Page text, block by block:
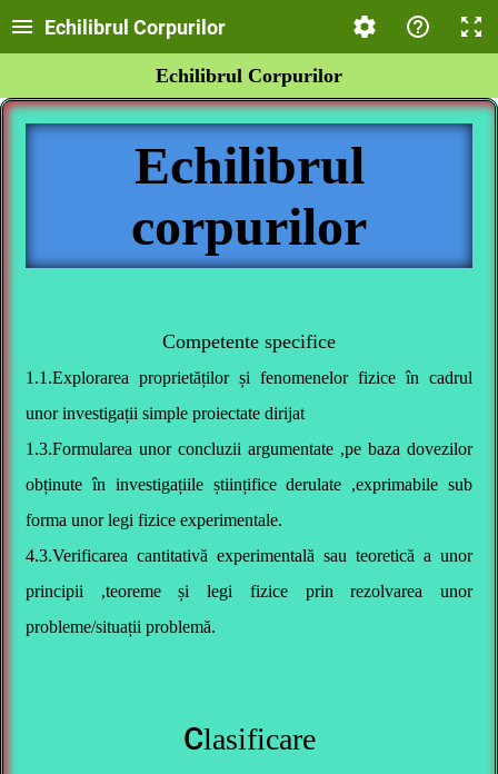
Echilibrul Corpurilor
Echilibrul Corpurilor
Echilibrul
corpurilor
Competente specifice
1.1.Explorarea proprietăților și fenomenelor fizice în cadrul
unor investigații simple proiectate dirijat
1.3.Formularea unor concluzii argumentate ,pe baza dovezilor
obținute în investigațiile științifice derulate ,exprimabile sub
forma unor legi fizice experimentale.
4.3.Verificarea cantitativă experimentală sau teoretică a unor
principii ,teoreme și legi fizice prin rezolvarea unor
probleme/situații problemă.
Clasificare